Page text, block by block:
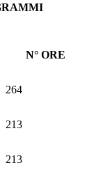
N° ORE
264
213
213